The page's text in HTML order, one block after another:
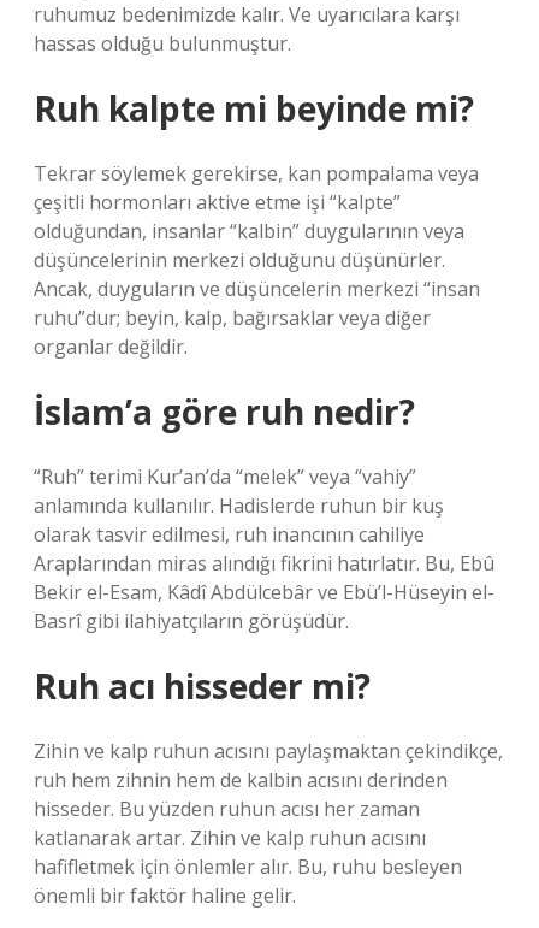
ruhumuz bedenimizde kalır. Ve uyarıcılara karşı
hassas olduğu bulunmuştur.
Ruh kalpte mi beyinde mi?
Tekrar söylemek gerekirse, kan pompalama veya
çeşitli hormonları aktive etme işi “kalpte”
olduğundan, insanlar “kalbin” duygularının veya
düşüncelerinin merkezi olduğunu düşünürler.
Ancak, duyguların ve düşüncelerin merkezi “insan
ruhu”dur; beyin, kalp, bağırsaklar veya diğer
organlar değildir.
İslam’a göre ruh nedir?
“Ruh” terimi Kur’an’da “melek” veya “vahiy”
anlamında kullanılır. Hadislerde ruhun bir kuş
olarak tasvir edilmesi, ruh inancının cahiliye
Araplarından miras alındığı fikrini hatırlatır. Bu, Ebû
Bekir el-Esam, Kâdî Abdülcebâr ve Ebü’l-Hüseyin el-
Basrî gibi ilahiyatçıların görüşüdür.
Ruh acı hisseder mi?
Zihin ve kalp ruhun acısını paylaşmaktan çekindikçe,
ruh hem zihnin hem de kalbin acısını derinden
hisseder. Bu yüzden ruhun acısı her zaman
katlanarak artar. Zihin ve kalp ruhun acısını
hafifletmek için önlemler alır. Bu, ruhu besleyen
önemli bir faktör haline gelir.